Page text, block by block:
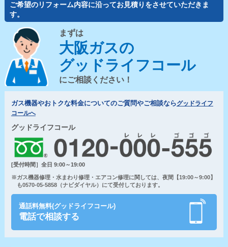
ご希望のリフォーム内容に沿ってお見積りをさせていただきま
す。
まずは
大阪ガスの
グッドライフコール
にご相談ください！
ガス機器やおトクな料金についてのご質問やご相談ならグッドライフ
コールへ
グッドライフコール
[受付時間］全日 9:00～19:00
※ガス機器修理・水まわり修理・エアコン修理に関しては、夜間【19:00～9:00】
も0570-05-5858（ナビダイヤル）にて受付しております。
通話料無料(グッドライフコール)
電話で相談する